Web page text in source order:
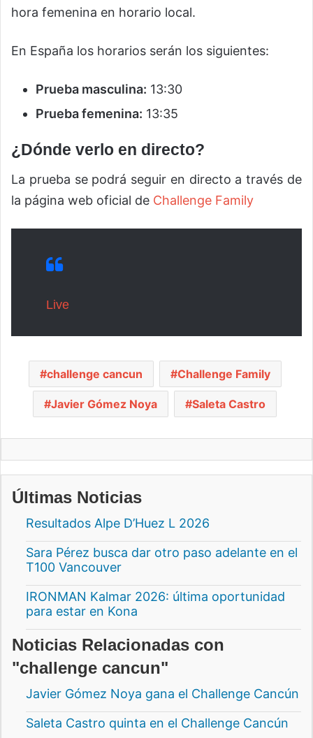
hora femenina en horario local.
En España los horarios serán los siguientes:
Prueba masculina: 13:30
Prueba femenina: 13:35
¿Dónde verlo en directo?
La prueba se podrá seguir en directo a través de
la página web oficial de Challenge Family
Live
challenge cancun Challenge Family
Javier Gómez Noya Saleta Castro
Últimas Noticias
Resultados Alpe D’Huez L 2026
Sara Pérez busca dar otro paso adelante en el
T100 Vancouver
IRONMAN Kalmar 2026: última oportunidad
para estar en Kona
Noticias Relacionadas con
"challenge cancun"
Javier Gómez Noya gana el Challenge Cancún
Saleta Castro quinta en el Challenge Cancún